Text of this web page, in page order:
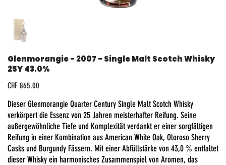
Glenmorangie - 2007 - Single Malt Scotch Whisky
25Y 43.0%
Preis
CHF 865.00
Dieser Glenmorangie Quarter Century Single Malt Scotch Whisky
verkörpert die Essenz von 25 Jahren meisterhafter Reifung. Seine
außergewöhnliche Tiefe und Komplexität verdankt er einer sorgfältigen
Reifung in einer Kombination aus American White Oak, Oloroso Sherry
Casks und Burgundy Fässern. Mit einer Abfüllstärke von 43,0 % entfaltet
dieser Whisky ein harmonisches Zusammenspiel von Aromen, das